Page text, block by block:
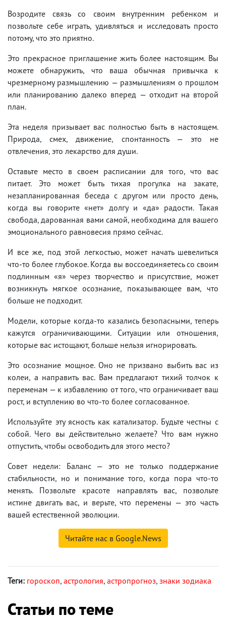
Возродите связь со своим внутренним ребенком и
позвольте себе играть, удивляться и исследовать просто
потому, что это приятно.
Это прекрасное приглашение жить более настоящим. Вы
можете обнаружить, что ваша обычная привычка к
чрезмерному размышлению — размышлениям о прошлом
или планированию далеко вперед — отходит на второй
план.
Эта неделя призывает вас полностью быть в настоящем.
Природа, смех, движение, спонтанность — это не
отвлечения, это лекарство для души.
Оставьте место в своем расписании для того, что вас
питает. Это может быть тихая прогулка на закате,
незапланированная беседа с другом или просто день,
когда вы говорите «нет» долгу и «да» радости. Такая
свобода, дарованная вами самой, необходима для вашего
эмоционального равновесия прямо сейчас.
И все же, под этой легкостью, может начать шевелиться
что-то более глубокое. Когда вы воссоединяетесь со своим
подлинным «я» через творчество и присутствие, может
возникнуть мягкое осознание, показывающее вам, что
больше не подходит.
Модели, которые когда-то казались безопасными, теперь
кажутся ограничивающими. Ситуации или отношения,
которые вас истощают, больше нельзя игнорировать.
Это осознание мощное. Оно не призвано выбить вас из
колеи, а направить вас. Вам предлагают тихий толчок к
переменам — к избавлению от того, что ограничивает ваш
рост, и вступлению во что-то более согласованное.
Используйте эту ясность как катализатор. Будьте честны с
собой. Чего вы действительно желаете? Что вам нужно
отпустить, чтобы освободить для этого место?
Совет недели: Баланс — это не только поддержание
стабильности, но и понимание того, когда пора что-то
менять. Позвольте красоте направлять вас, позвольте
истине двигать вас, и верьте, что перемены — это часть
вашей естественной эволюции.
Читайте нас в Google.News
Теги: гороскоп, астрология, астропрогноз, знаки зодиака
Статьи по теме